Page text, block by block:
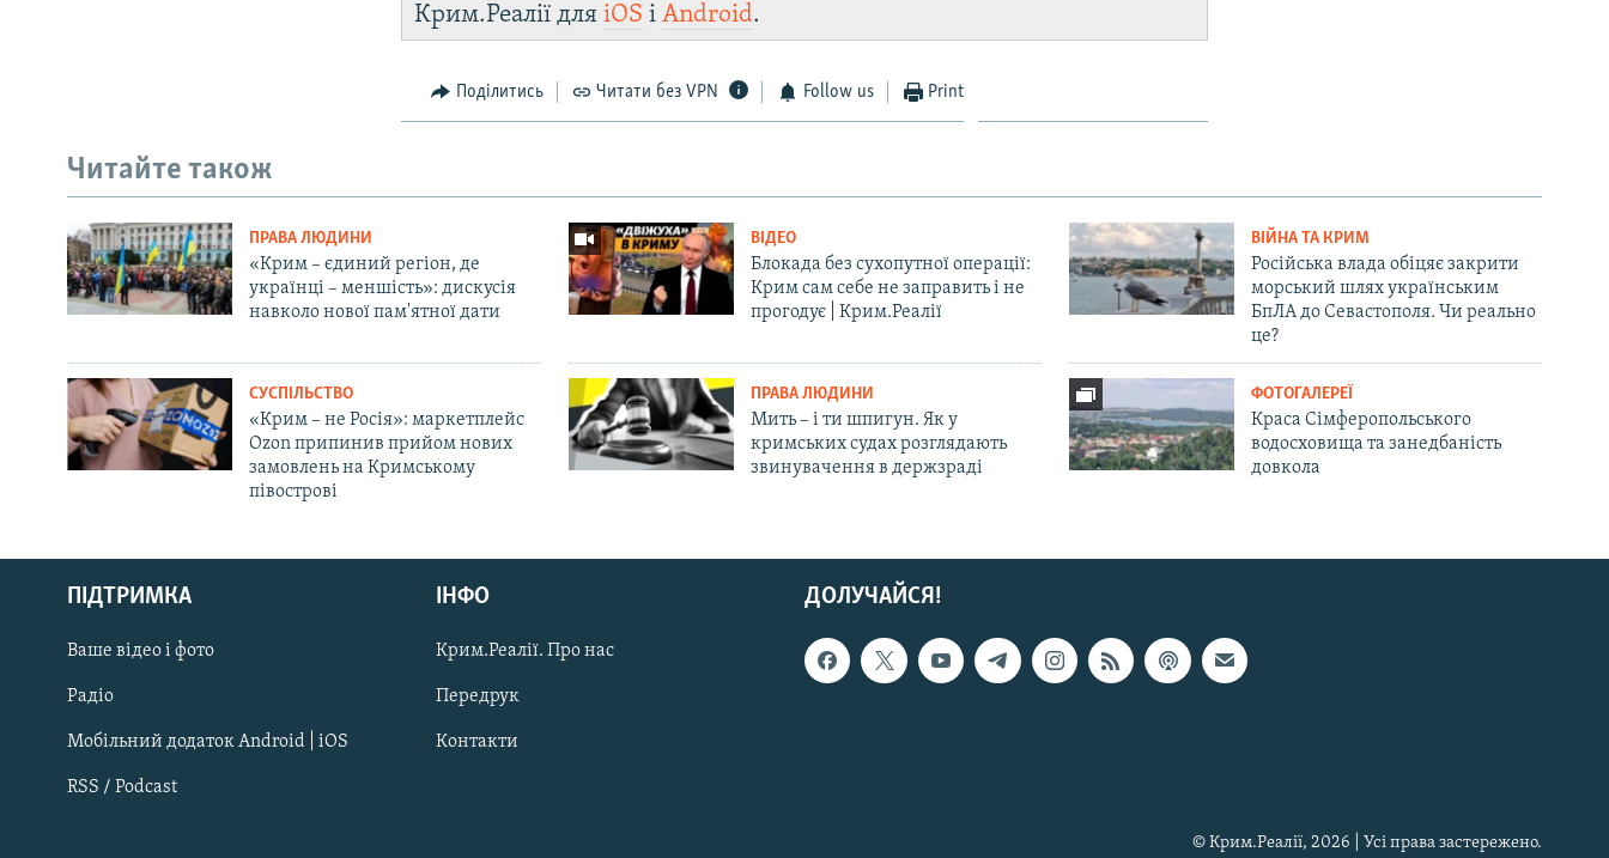
Русский
Qırımtatar
ДОЛУЧАЙСЯ!
Крим.Реалії дляiOS іAndroid.
Поділитись Читати без VPN Follow us Print
Читайте також
ПРАВА ЛЮДИНИ
«Крим – єдиний регіон, де
українці – меншість»: дискусія
навколо нової пам'ятної дати
ВІДЕО
Блокада без сухопутної операції:
Крим сам себе не заправить і не
прогодує | Крим.Реалії
ВІЙНА ТА КРИМ
Російська влада обіцяє закрити
морський шлях українським
БпЛА до Севастополя. Чи реально
це?
СУСПІЛЬСТВО
«Крим – не Росія»: маркетплейс
Ozon припинив прийом нових
замовлень на Кримському
півострові
ПРАВА ЛЮДИНИ
Мить – і ти шпигун. Як у
кримських судах розглядають
звинувачення в держзраді
ФОТОГАЛЕРЕЇ
Краса Сімферопольського
водосховища та занедбаність
довкола
ДОЛУЧАЙСЯ!
ПІДТРИМКА
Ваше відео і фото
Радіо
Мобільний додаток Android | iOS
RSS / Podcast
ІНФО
Крим.Реалії. Про нас
Передрук
Контакти
© Крим.Реалії, 2026 | Усі права застережено.